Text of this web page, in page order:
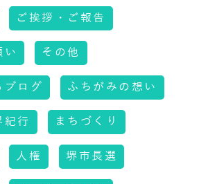
ご挨拶・ご報告
い その他
ブログ ふちがみの想い
紀行 まちづくり
人権 堺市長選